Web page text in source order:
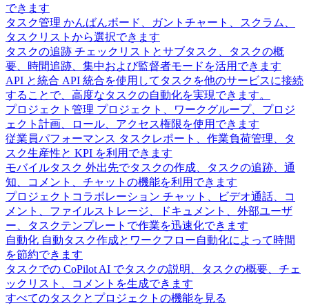
できます
タスク管理 かんばんボード、ガントチャート、スクラム、
タスクリストから選択できます
タスクの追跡 チェックリストとサブタスク、タスクの概
要、時間追跡、集中および監督者モードを活用できます
API と統合 API 統合を使用してタスクを他のサービスに接続
することで、高度なタスクの自動化を実現できます。
プロジェクト管理 プロジェクト、ワークグループ、プロジ
ェクト計画、ロール、アクセス権限を使用できます
従業員パフォーマンス タスクレポート、作業負荷管理、タ
スク生産性と KPI を利用できます
モバイルタスク 外出先でタスクの作成、タスクの追跡、通
知、コメント、チャットの機能を利用できます
プロジェクトコラボレーション チャット、ビデオ通話、コ
メント、ファイルストレージ、ドキュメント、外部ユーザ
ー、タスクテンプレートで作業を迅速化できます
自動化 自動タスク作成とワークフロー自動化によって時間
を節約できます
タスクでの CoPilot AI でタスクの説明、タスクの概要、チェ
ックリスト、コメントを生成できます
すべてのタスクとプロジェクトの機能を見る